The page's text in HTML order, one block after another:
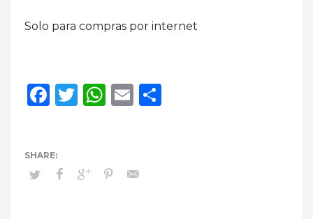
Solo para compras por internet
Facebook
Twitter
WhatsApp
Email